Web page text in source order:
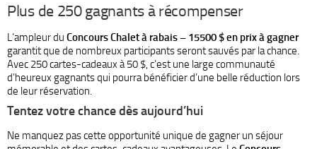
Plus de 250 gagnants à récompenser
L’ampleur du Concours Chalet à rabais – 15500 $ en prix à gagner
garantit que de nombreux participants seront sauvés par la chance.
Avec 250 cartes-cadeaux à 50 $, c’est une large communauté
d’heureux gagnants qui pourra bénéficier d’une belle réduction lors
de leur réservation.
Tentez votre chance dès aujourd’hui
Ne manquez pas cette opportunité unique de gagner un séjour